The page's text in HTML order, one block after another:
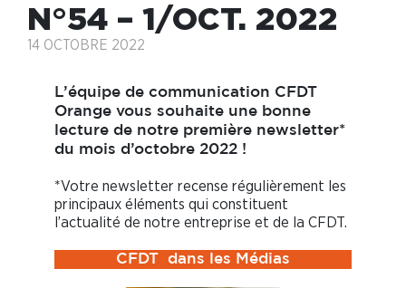
N°54 – 1/OCT. 2022
14 OCTOBRE 2022
L’équipe de communication CFDT
Orange vous souhaite une bonne
lecture de notre première newsletter*
du mois d’octobre 2022 !
*Votre newsletter recense régulièrement les
principaux éléments qui constituent
l’actualité de notre entreprise et de la CFDT.
CFDT dans les Médias